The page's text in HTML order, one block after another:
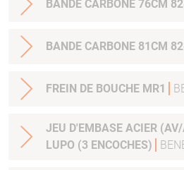
BANDE CARBONE 76CM
BANDE CARBONE 81CM
FREIN DE BOUCHE MR1
JEU D'EMBASE ACIER (AV/AR)
LUPO (3 ENCOCHES)